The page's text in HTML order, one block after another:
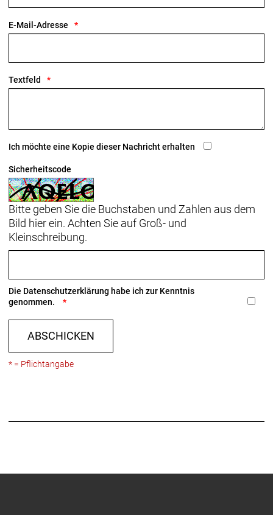
besten Schutz bieten.
Optimale Kühlung
und verläuft senkrecht zum Helm, sodass mehr Luft
an der Stirn und den Schläfen zirkulieren kann. Dies
sind die für Kühlung empfänglichsten Bereiche des
Kopfes.
- Materialtyp: Feuchtigkeitsabführende Polster
E-Mail-Adresse
Textfeld
Ich möchte eine Kopie dieser Nachricht erhalten
Sicherheitscode
Bitte geben Sie die Buchstaben und Zahlen aus dem
Bild hier ein. Achten Sie auf Groß- und
Kleinschreibung.
Die Datenschutzerklärung habe ich zur Kenntnis
genommen.
ABSCHICKEN
* = Pflichtangabe